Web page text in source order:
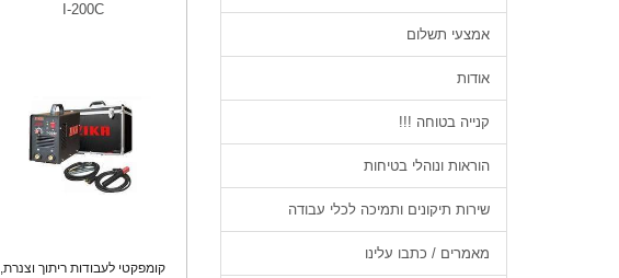
I-200C
קומפקטי לעבודות ריתוך וצנרת,
אמצעי תשלום
אודות
קנייה בטוחה !!!
הוראות ונוהלי בטיחות
שירות תיקונים ותמיכה לכלי עבודה
מאמרים / כתבו עלינו